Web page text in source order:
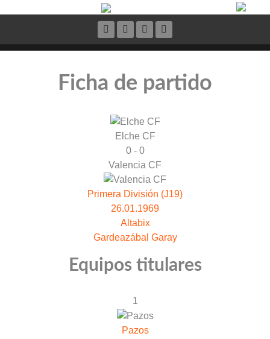
Ficha de partido
Elche CF
0 - 0
Valencia CF
Primera División (J19)
26.01.1969
Altabix
Gardeazábal Garay
Equipos titulares
1
Pazos